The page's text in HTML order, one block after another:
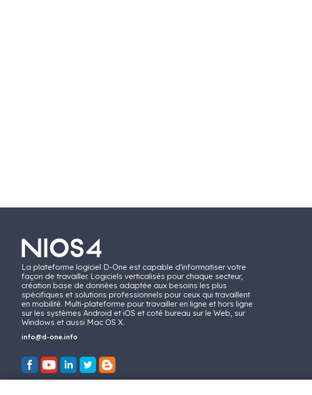
La plateforme logiciel D-One est capable d'informatiser votre
façon de travailler. Logiciels verticalisés pour chaque secteur,
création base de données adaptée aux besoins les plus
spécifiques et solutions professionnels pour ceux qui travaillent
en mobilité. Multi-plateforme pour travailler en ligne et hors ligne
sur les systèmes Android et iOS et coté bureau sur le Web, sur
Windows et aussi Mac OS X.
info@d-one.info